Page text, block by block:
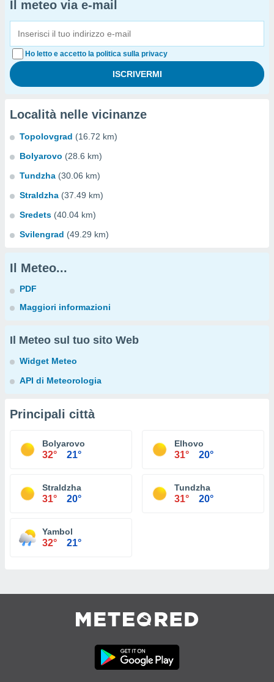
Il meteo via e-mail
Ho letto e accetto la politica sulla privacy
Località nelle vicinanze
Topolovgrad (16.72 km)
Bolyarovo (28.6 km)
Tundzha (30.06 km)
Straldzha (37.49 km)
Sredets (40.04 km)
Svilengrad (49.29 km)
Il Meteo...
PDF
Maggiori informazioni
Il Meteo sul tuo sito Web
Widget Meteo
API di Meteorologia
Principali città
Bolyarovo
32° 21°
Elhovo
31° 20°
Straldzha
31° 20°
Tundzha
31° 20°
Yambol
32° 21°